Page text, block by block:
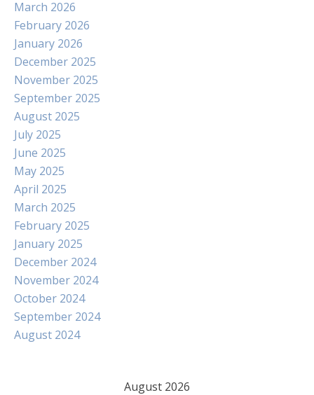
March 2026
February 2026
January 2026
December 2025
November 2025
September 2025
August 2025
July 2025
June 2025
May 2025
April 2025
March 2025
February 2025
January 2025
December 2024
November 2024
October 2024
September 2024
August 2024
August 2026